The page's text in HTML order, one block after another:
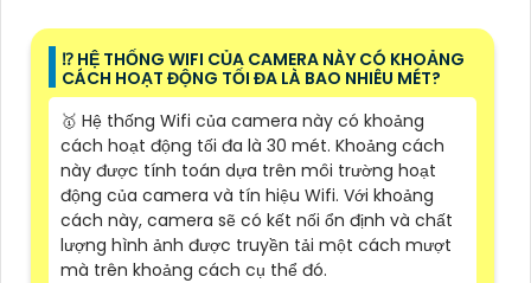
⁉️ HỆ THỐNG WIFI CỦA CAMERA NÀY CÓ KHOẢNG
CÁCH HOẠT ĐỘNG TỐI ĐA LÀ BAO NHIÊU MÉT?
🥇 Hệ thống Wifi của camera này có khoảng
cách hoạt động tối đa là 30 mét. Khoảng cách
này được tính toán dựa trên môi trường hoạt
động của camera và tín hiệu Wifi. Với khoảng
cách này, camera sẽ có kết nối ổn định và chất
lượng hình ảnh được truyền tải một cách mượt
mà trên khoảng cách cụ thể đó.